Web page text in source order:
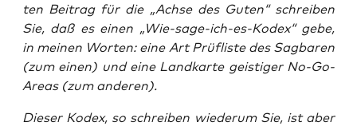
ten Bei­trag für die „Ach­se des Guten“ schrei­ben
Sie, daß es einen „Wie-sage-ich-es-Kodex“ gebe,
in mei­nen Wor­ten: eine Art Prüf­lis­te des Sag­ba­ren
(zum einen) und eine Land­kar­te geis­ti­ger No-Go-
Are­as (zum anderen).
Die­ser Kodex, so schrei­ben wie­der­um Sie, ist aber